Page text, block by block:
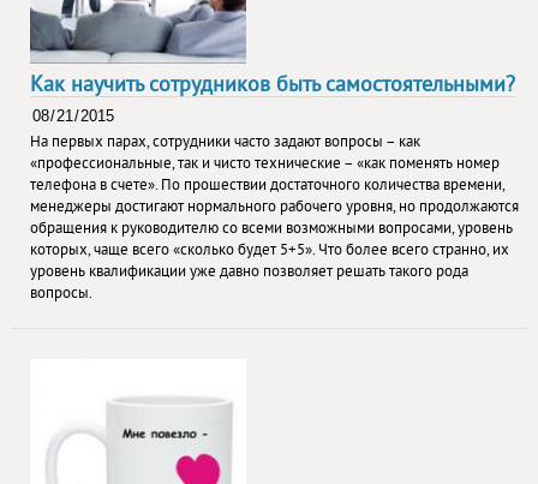
Как научить сотрудников быть самостоятельными?
На первых парах, сотрудники часто задают вопросы – как
«профессиональные, так и чисто технические – «как поменять номер
телефона в счете». По прошествии достаточного количества времени,
менеджеры достигают нормального рабочего уровня, но продолжаются
обращения к руководителю со всеми возможными вопросами, уровень
которых, чаще всего «сколько будет 5+5». Что более всего странно, их
уровень квалификации уже давно позволяет решать такого рода
вопросы.